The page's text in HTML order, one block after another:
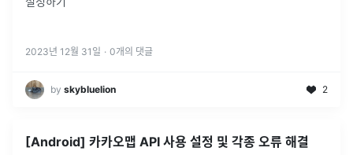
2023년 12월 31일 · 0개의 댓글
by skybluelion 2
[Android] 카카오맵 API 사용 설정 및 각종 오류 해결